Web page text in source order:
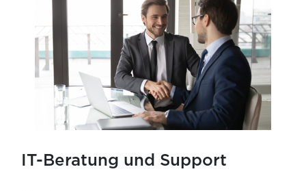
IT-Beratung und Support